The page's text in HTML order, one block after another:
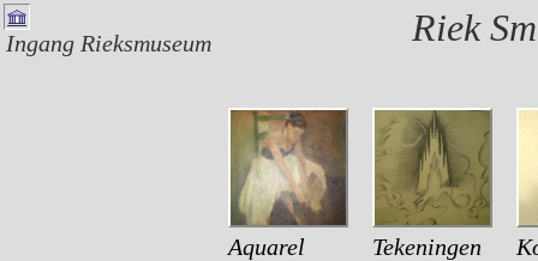
Riek
Ingang Rieksmuseum
Aquarel
Tekeningen